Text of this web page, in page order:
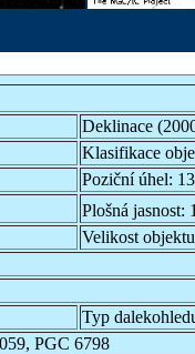
Deklinace
Klasifikace
Poziční úhel:
Plošná jasnost:
Velikost
Typ
PGC 6798